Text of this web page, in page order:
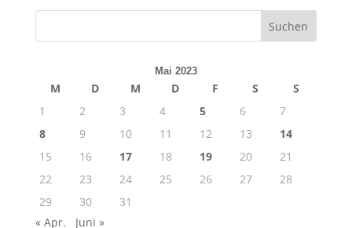
Mai 2023
M D M D F S
S
1
2 3 4 5 6
7
8
9 10 11 12 13
14
15
16 17 18 19 20
21
22
23 24 25 26 27
28
29
30
31
« Apr.
Juni »